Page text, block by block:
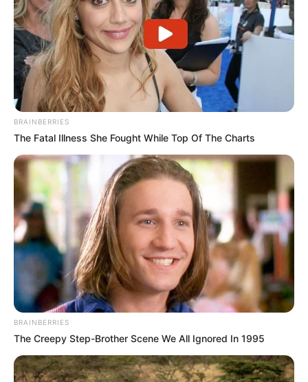
BRAINBERRIES
The Fatal Illness She Fought While Top Of The Charts
BRAINBERRIES
The Creepy Step-Brother Scene We All Ignored In 1995